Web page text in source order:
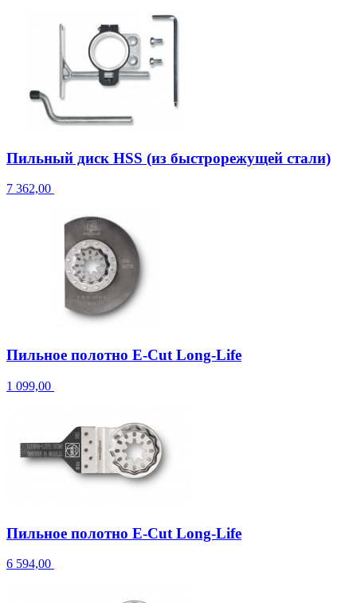
Пильный диск HSS (из быстрорежущей стали)
7 362,00
Пильное полотно E-Cut Long-Life
1 099,00
Пильное полотно E-Cut Long-Life
6 594,00